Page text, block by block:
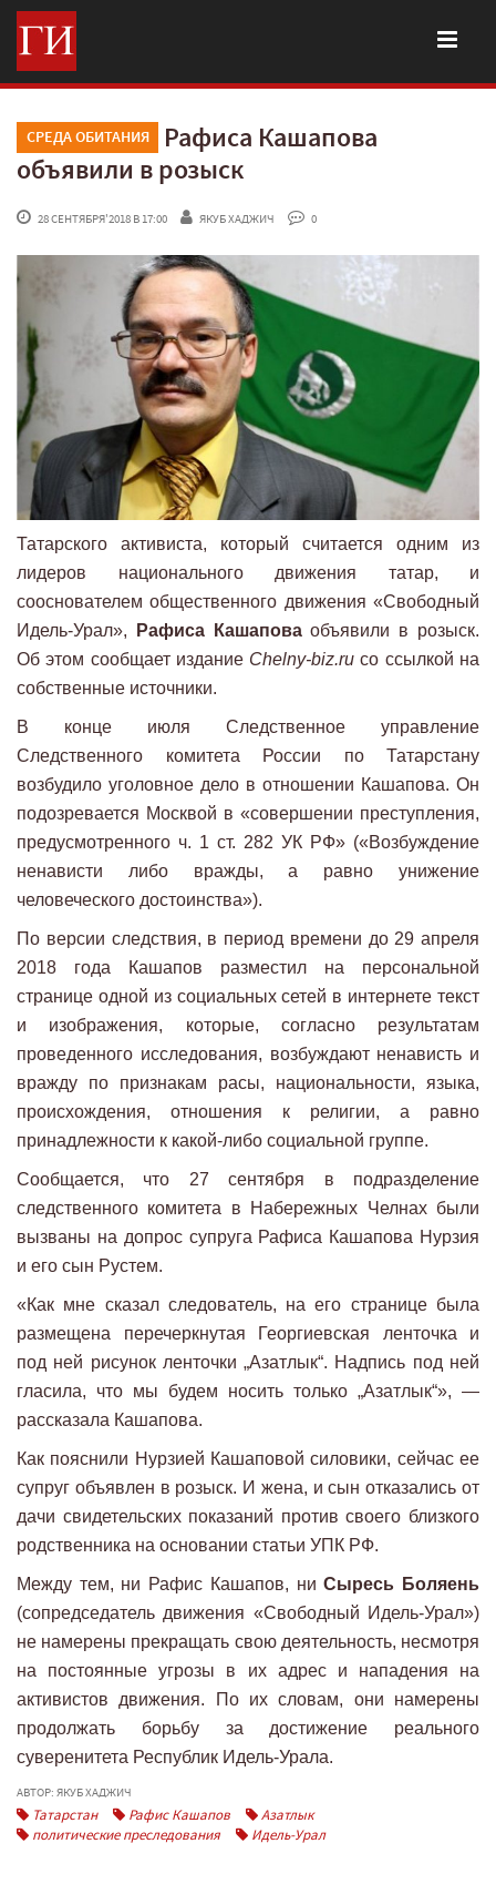
СРЕДА ОБИТАНИЯ
Рафиса Кашапова
объявили в розыск
28 СЕНТЯБРЯ'2018 В 17:00 ЯКУБ ХАДЖИЧ 0
Татарского активиста, который считается одним из
лидеров национального движения татар, и
сооснователем общественного движения «Свободный
Идель-Урал»,
Рафиса Кашаповаобъявили в розыск.
Об этом сообщает издание Chelny-biz.ru со ссылкой на
собственные источники.
В конце июля Следственное управление
Следственного комитета России по Татарстану
возбудило уголовное дело в отношении Кашапова. Он
подозревается Москвой в «совершении преступления,
предусмотренного ч. 1 ст. 282 УК РФ» («Возбуждение
ненависти либо вражды, а равно унижение
человеческого достоинства»).
По версии следствия, в период времени до 29 апреля
2018 года Кашапов разместил на персональной
странице одной из социальных сетей в интернете текст
и изображения, которые, согласно результатам
проведенного исследования, возбуждают ненависть и
вражду по признакам расы, национальности, языка,
происхождения, отношения к религии, а равно
принадлежности к какой-либо социальной группе.
Сообщается, что 27 cентября в подразделение
следственного комитета в Набережных Челнах были
вызваны на допрос супруга Рафиса Кашапова Нурзия
и его сын Рустем.
«Как мне сказал следователь, на его странице была
размещена перечеркнутая Георгиевская ленточка и
под ней рисунок ленточки „Азатлык“. Надпись под ней
гласила, что мы будем носить только „Азатлык“», —
рассказала Кашапова.
Как пояснили Нурзией Кашаповой силовики, сейчас ее
супруг объявлен в розыск. И жена, и сын отказались от
дачи свидетельских показаний против своего близкого
родственника на основании статьи УПК РФ.
Между тем, ни Рафис Кашапов, ниСыресь Боляень
(сопредседатель движения «Свободный Идель-Урал»)
не намерены прекращать свою деятельность, несмотря
на постоянные угрозы в их адрес и нападения на
активистов движения. По их словам, они намерены
продолжать борьбу за достижение реального
суверенитета Республик Идель-Урала.
АВТОР: ЯКУБ ХАДЖИЧ
Татарстан Рафис Кашапов
Азатлык
политические преследования
Идель-Урал